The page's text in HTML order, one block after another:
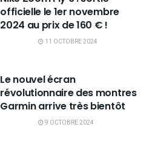
officielle le 1er novembre
2024 au prix de 160 € !
11 OCTOBRE 2024
Le nouvel écran
révolutionnaire des montres
Garmin arrive très bientôt
9 OCTOBRE 2024